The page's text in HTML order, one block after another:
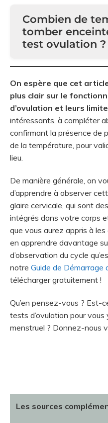
Combien de
tomber
test ovulation ?
On espère que cet
plus clair sur le
d’ovulation et leurs
intéressants, à compléter
confirmant la présence de
de la température, pour
lieu.
De manière générale, on
d’apprendre à observer
glaire cervicale, qui sont
intégrés dans votre corps
que vous aurez appris à
en apprendre davantage
d’observation du cycle
notre Guide de Démarrage
télécharger gratuitement !
Qu’en pensez-vous ? Est-
tests d’ovulation pour
menstruel ? Donnez-nous
Les sources